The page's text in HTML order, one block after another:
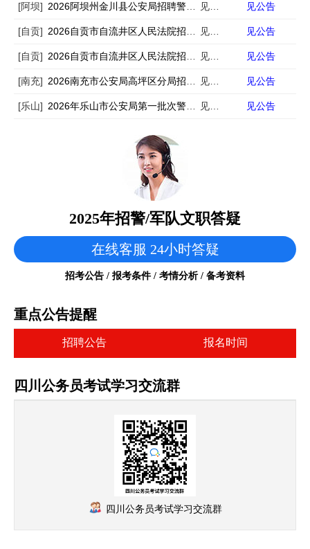
[阿坝] 2026阿坝州金川县公安局招聘警务辅助人员9人 见公告 见公告
[自贡] 2026自贡市自流井区人民法院招聘编外人员6人 见公告 见公告
[自贡] 2026自贡市自流井区人民法院招聘书记员6人（一） 见公告 见公告
[南充] 2026南充市公安局高坪区分局招聘警务辅助人员33人 见公告 见公告
[乐山] 2026年乐山市公安局第一批次警务辅助人员招聘67名公告 见公告 见公告
2025年招警/军队文职答疑
在线客服 24小时答疑
招考公告 / 报考条件 / 考情分析 / 备考资料
重点公告提醒
招聘公告 报名时间
四川公务员考试学习交流群
四川公务员考试学习交流群